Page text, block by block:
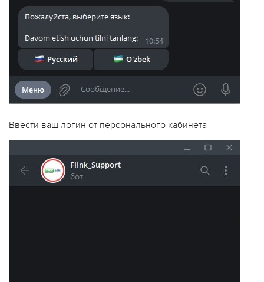
Ввести ваш логин от персонального кабинета